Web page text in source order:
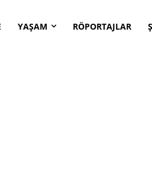
YAŞAM RÖPORTAJLAR